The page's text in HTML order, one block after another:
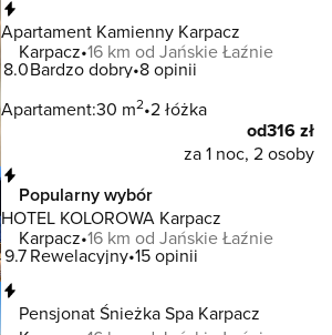
Apartament Kamienny Karpacz
Karpacz 16 km od Jańskie Łaźnie
8.0Bardzo dobry 8 opinii
Apartament:30 m2 2 łóżka
od316 zł
za 1 noc, 2 osoby
Popularny wybór
HOTEL KOLOROWA Karpacz
Karpacz 16 km od Jańskie Łaźnie
9.7Rewelacyjny 15 opinii
Pensjonat Śnieżka Spa Karpacz